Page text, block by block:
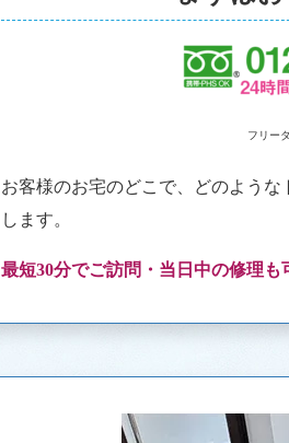
フリー
お客様のお宅のどこで、どのよう
します。
最短30分でご訪問・当日中の修理も